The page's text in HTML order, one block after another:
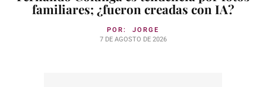
familiares; ¿fueron creadas con IA?
POR: JORGE
7 DE AGOSTO DE 2026